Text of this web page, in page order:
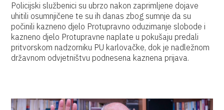
Policijski službenici su ubrzo nakon zaprimljene dojave
uhitili osumnjičene te su ih danas zbog sumnje da su
počinili kazneno djelo Protupravno oduzimanje slobode i
kazneno djelo Protupravne naplate u pokušaju predali
pritvorskom nadzorniku PU karlovačke, dok je nadležnom
državnom odvjetništvu podnesena kaznena prijava.